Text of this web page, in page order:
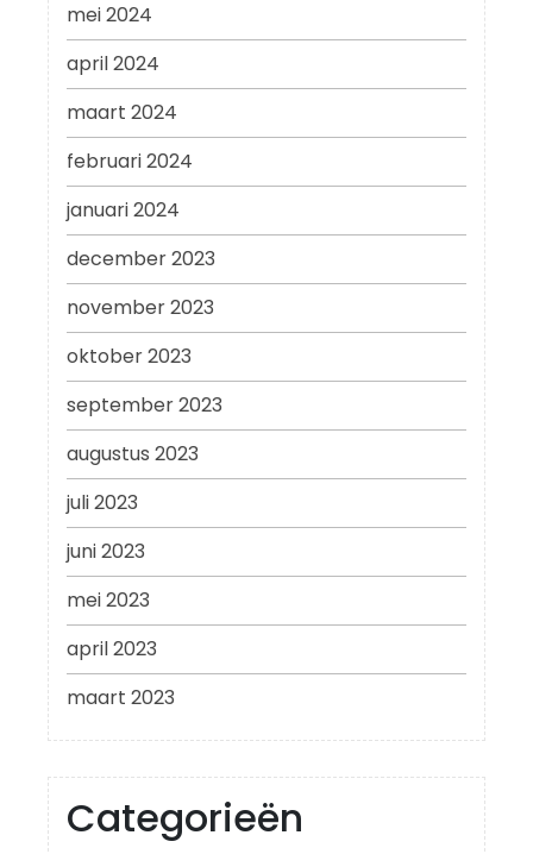
mei 2024
april 2024
maart 2024
februari 2024
januari 2024
december 2023
november 2023
oktober 2023
september 2023
augustus 2023
juli 2023
juni 2023
mei 2023
april 2023
maart 2023
Categorieën